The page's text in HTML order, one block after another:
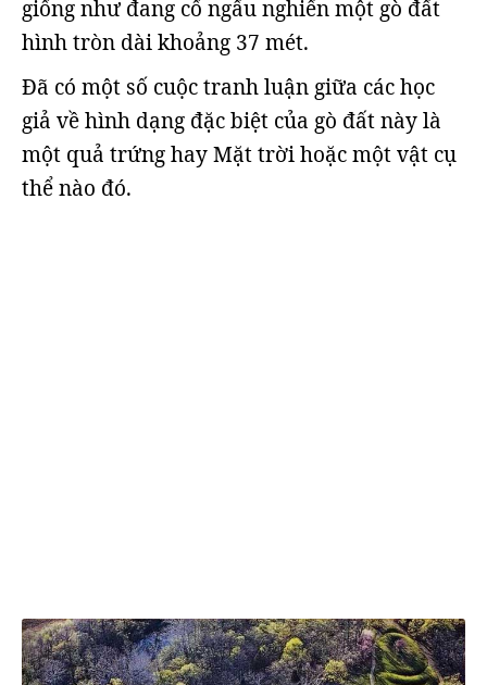
giống như đang cố ngấu nghiến một gò đất
hình tròn dài khoảng 37 mét.
Đã có một số cuộc tranh luận giữa các học
giả về hình dạng đặc biệt của gò đất này là
một quả trứng hay Mặt trời hoặc một vật cụ
thể nào đó.